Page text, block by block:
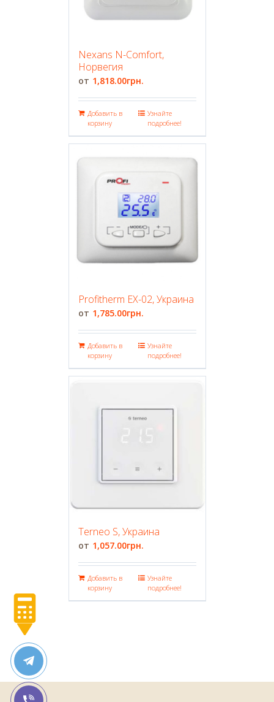
Nexans N-Comfort,
Норвегия
1,818.00грн.
Добавить в
корзину
Узнайте
подробнее!
Profitherm EX-02, Украина
1,785.00грн.
Добавить в
корзину
Узнайте
подробнее!
Terneo S, Украина
1,057.00грн.
Добавить в
корзину
Узнайте
подробнее!